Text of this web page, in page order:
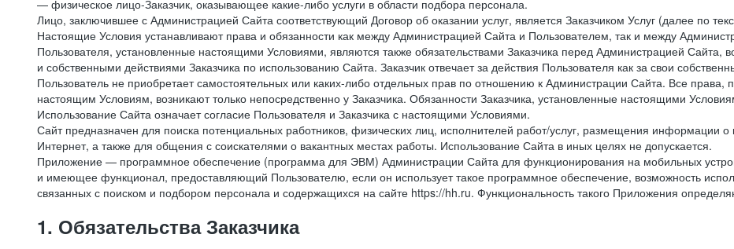
— физическое лицо-Заказчик, оказывающее какие-либо услуги в области подбора персонала.
Лицо, заключившее с Администрацией Сайта соответствующий Договор об оказании услуг, является Заказчиком Услуг (далее по
Настоящие Условия устанавливают права и обязанности как между Администрацией Сайта и Пользователем, так и между
Пользователя, установленные настоящими Условиями, являются также обязательствами Заказчика перед Администрацией Сайта,
и собственными действиями Заказчика по использованию Сайта. Заказчик отвечает за действия Пользователя как за свои
Пользователь не приобретает самостоятельных или каких-либо отдельных прав по отношению к Администрации Сайта. Все
настоящим Условиям, возникают только непосредственно у Заказчика. Обязанности Заказчика, установленные настоящими
Использование Сайта означает согласие Пользователя и Заказчика с настоящими Условиями.
Сайт предназначен для поиска потенциальных работников, физических лиц, исполнителей работ/услуг, размещения информации о
Интернет, а также для общения с соискателями о вакантных местах работы. Использование Сайта в иных целях не допускается.
Приложение — программное обеспечение (программа для ЭВМ) Администрации Сайта для функционирования на мобильных
и имеющее функционал, предоставляющий Пользователю, если он использует такое программное обеспечение, возможность
связанных с поиском и подбором персонала и содержащихся на сайте https://hh.ru. Функциональность такого Приложения
1. Обязательства Заказчика